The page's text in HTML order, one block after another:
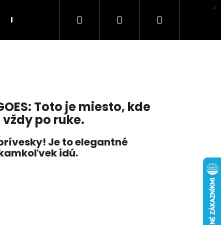
Hodnotenie obchoduHľadať PrihlásenieNákupný
Toto je miesto, kde
po ruke.
Je to elegantné
idú.